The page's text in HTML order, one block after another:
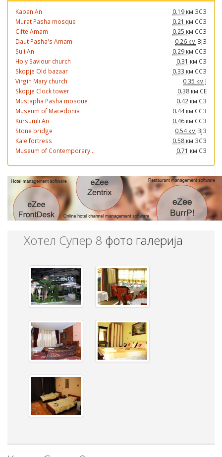
Kapan An 0.19 км ЗСЗ
Murat Pasha mosque
0.21 км ССЗ
Cifte Amam
0.25 км ССЗ
Daut Pasha's Amam
0.26 км ЗЈЗ
Suli An
0.29 км ССЗ
Holy Saviour church
0.31 км СЗ
Skopje Old bazaar
0.33 км ССЗ
Virgin Mary church
0.35 км Ј
Skopje Clock tower
0.38 км СЕ
Mustapha Pasha mosque
0.42 км СЗ
Museum of Macedonia
0.44 км ССЗ
Kursumli An
0.46 км ССЗ
Stone bridge
0.54 км ЗЈЗ
Kale fortress
0.58 км ЗСЗ
Museum of Contemporary...
0.71 км СЗ
Хотел Супер 8 фото галерија